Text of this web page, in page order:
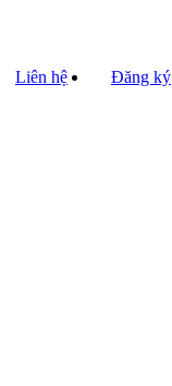
Liên hệ Đăng ký